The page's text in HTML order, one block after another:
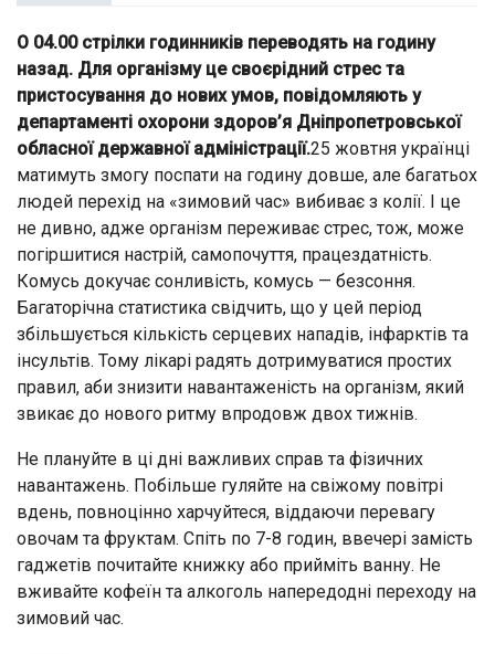
О 04.00 стрілки годинників переводять на годину
назад. Для організму це своєрідний стрес та
пристосування до нових умов, повідомляють у
департаменті охорони здоров’я Дніпропетровської
обласної державної адміністрації.25 жовтня українці
матимуть змогу поспати на годину довше, але багатьох
людей перехід на «зимовий час» вибиває з колії. І це
не дивно, адже організм переживає стрес, тож, може
погіршитися настрій, самопочуття, працездатність.
Комусь докучає сонливість, комусь — безсоння.
Багаторічна статистика свідчить, що у цей період
збільшується кількість серцевих нападів, інфарктів та
інсультів. Тому лікарі радять дотримуватися простих
правил, аби знизити навантаженість на організм, який
звикає до нового ритму впродовж двох тижнів.
Не плануйте в ці дні важливих справ та фізичних
навантажень. Побільше гуляйте на свіжому повітрі
вдень, повноцінно харчуйтеся, віддаючи перевагу
овочам та фруктам. Спіть по 7-8 годин, ввечері замість
гаджетів почитайте книжку або прийміть ванну. Не
вживайте кофеїн та алкоголь напередодні переходу на
зимовий час.